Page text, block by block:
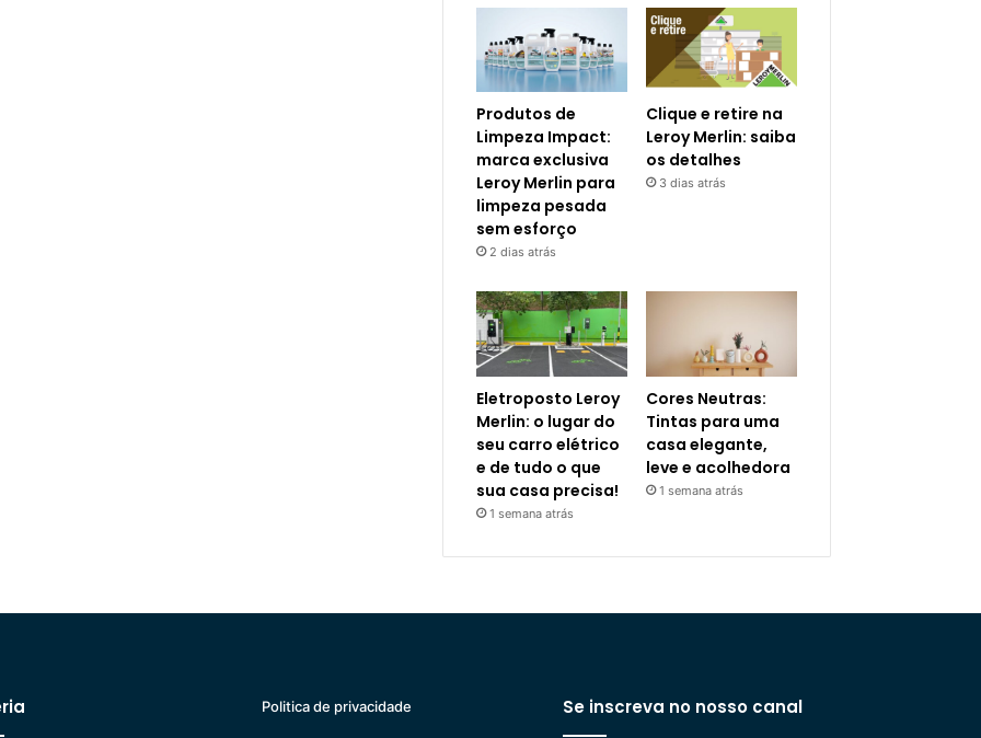
Produtos de
Limpeza Impact:
marca exclusiva
Leroy Merlin para
limpeza pesada
sem esforço
2 dias atrás
Clique e retire na
Leroy Merlin: saiba
os detalhes
3 dias atrás
Eletroposto Leroy
Merlin: o lugar do
seu carro elétrico
e de tudo o que
sua casa precisa!
1 semana atrás
Cores Neutras:
Tintas para uma
casa elegante,
leve e acolhedora
1 semana atrás
Politica de privacidade Se inscreva no nosso canal